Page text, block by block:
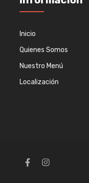
Inicio
Quienes Somos
Nuestro Menú
Localización